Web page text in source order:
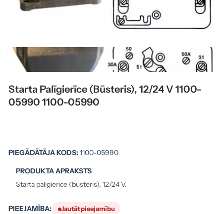
Starta Palīgierīce (būsteris), 12/24 V 1100-
05990 1100-05990
PIEGĀDĀTĀJA KODS:1100-05990
PRODUKTA APRAKSTS
Starta palīgierīce (būsteris), 12/24 V.
PIEEJAMĪBA: Jautāt pieejamību